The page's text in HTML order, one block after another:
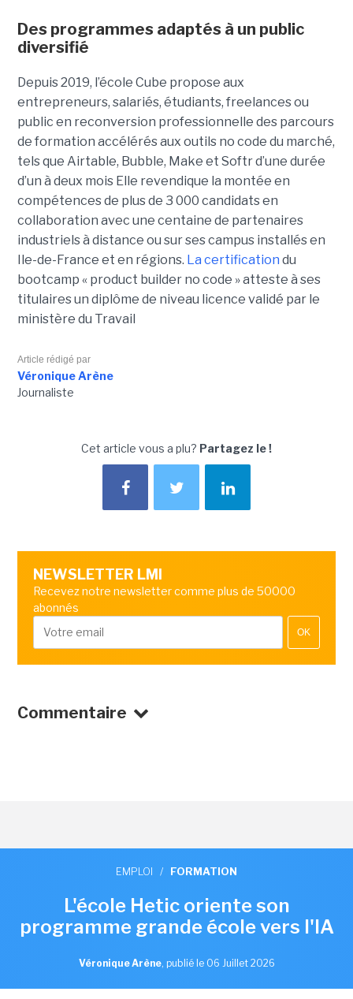
Des programmes adaptés à un public
diversifié
Depuis 2019, l’école Cube propose aux
entrepreneurs, salariés, étudiants, freelances ou
public en reconversion professionnelle des parcours
de formation accélérés aux outils no code du marché,
tels que Airtable, Bubble, Make et Softr d’une durée
d’un à deux mois Elle revendique la montée en
compétences de plus de 3 000 candidats en
collaboration avec une centaine de partenaires
industriels à distance ou sur ses campus installés en
Ile-de-France et en régions. La certification du
bootcamp « product builder no code » atteste à ses
titulaires un diplôme de niveau licence validé par le
ministère du Travail
Article rédigé par
Véronique Arène
Journaliste
Cet article vous a plu? Partagez le !
NEWSLETTER LMI
Recevez notre newsletter comme plus de 50000
abonnés
OK
Commentaire
EMPLOI / FORMATION
L'école Hetic oriente son
programme grande école vers l'IA
Véronique Arène, publié le 06 Juillet 2026